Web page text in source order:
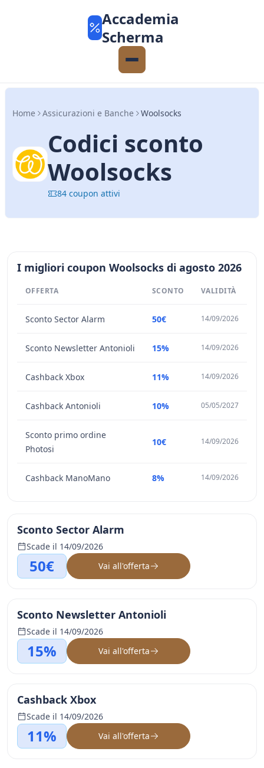
Accademia
Scherma
Home Assicurazioni e Banche Woolsocks
Codici sconto
Woolsocks
84 coupon attivi
I migliori coupon Woolsocks di agosto 2026
OFFERTA SCONTO VALIDITÀ
Sconto Sector Alarm 50€ 14/09/2026
Sconto Newsletter Antonioli 15% 14/09/2026
Cashback Xbox 11% 14/09/2026
Cashback Antonioli 10% 05/05/2027
Sconto primo ordine
Photosi
10€ 14/09/2026
Cashback ManoMano 8% 14/09/2026
Sconto Sector Alarm
Scade il 14/09/2026
50€ Vai all'offerta
Sconto Newsletter Antonioli
Scade il 14/09/2026
15% Vai all'offerta
Cashback Xbox
Scade il 14/09/2026
11% Vai all'offerta